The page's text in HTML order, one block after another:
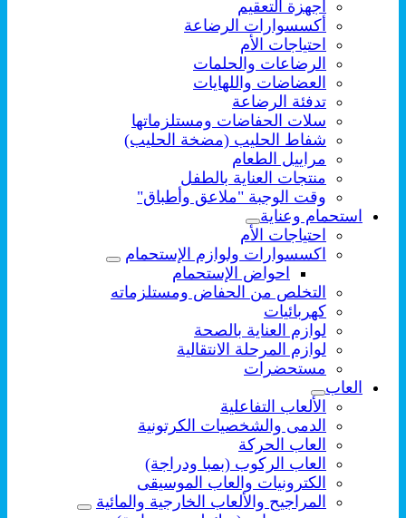
أجهزة التعقيم
أكسسوارات الرضاعة
احتياجات الأم
الرضاعات والحلمات
العضاضات واللهايات
تدفئة الرضاعة
سلات الحفاضات ومستلزماتها
شفاط الحليب (مضخة الحليب)
مراييل الطعام
منتجات العناية بالطفل
وقت الوجبة "ملاعق وأطباق"
استحمام وعناية
احتياجات الأم
اكسسوارات ولوازم الإستحمام
احواض الإستحمام
التخلص من الحفاض ومستلزماته
كهربائيات
لوازم العناية بالصحة
لوازم المرحلة الانتقالية
مستحضرات
العاب
الألعاب التفاعلية
الدمى والشخصيات الكرتونية
العاب الحركة
العاب الركوب (بمبا ودراجة)
الكترونيات والعاب الموسيقى
المراجيح والألعاب الخارجية والمائية